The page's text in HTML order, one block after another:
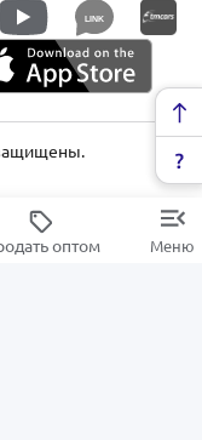
LINK
защищены.
оптом Меню